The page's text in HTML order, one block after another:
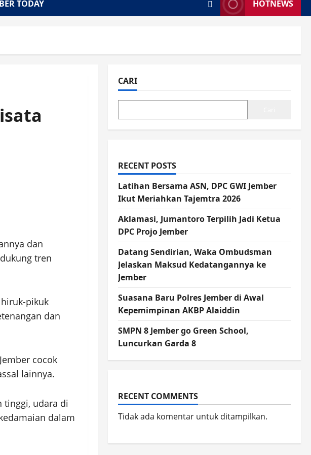
TODAY HOTNEWS
dan
tren
pikuk
dan
cocok
lainnya.
tinggi, udara di
dalam
CARI
RECENT POSTS
Latihan Bersama ASN, DPC GWI Jember
Ikut Meriahkan Tajemtra 2026
Aklamasi, Jumantoro Terpilih Jadi Ketua
DPC Projo Jember
Datang Sendirian, Waka Ombudsman
Jelaskan Maksud Kedatangannya ke
Jember
Suasana Baru Polres Jember di Awal
Kepemimpinan AKBP Alaiddin
SMPN 8 Jember go Green School,
Luncurkan Garda 8
RECENT COMMENTS
Tidak ada komentar untuk ditampilkan.